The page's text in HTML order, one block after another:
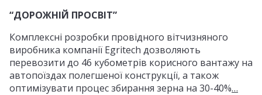
“ДОРОЖНІЙ ПРОСВІТ”
Комплексні розробки провідного вітчизняного
виробника компанії Egritech дозволяють
перевозити до 46 кубометрів корисного вантажу на
автопоїздах полегшеної конструкції, а також
оптимізувати процес збирання зерна на 30-40%…